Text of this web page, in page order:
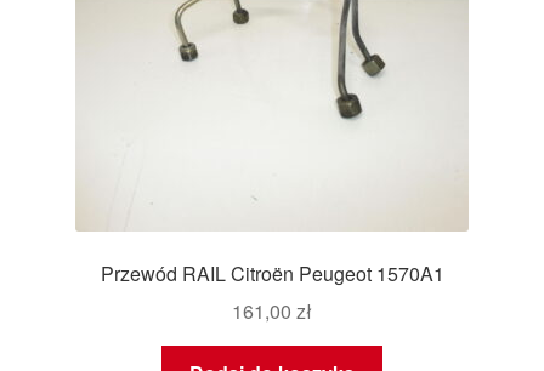
Przewód RAIL Citroën Peugeot 1570A1
161,00 zł